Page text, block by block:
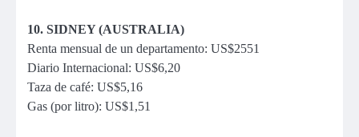
10. SIDNEY (AUSTRALIA)
Renta mensual de un departamento: US$2551
Diario Internacional: US$6,20
Taza de café: US$5,16
Gas (por litro): US$1,51